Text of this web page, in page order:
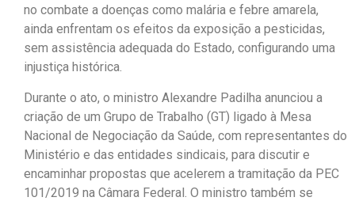
no combate a doenças como malária e febre amarela,
ainda enfrentam os efeitos da exposição a pesticidas,
sem assistência adequada do Estado, configurando uma
injustiça histórica.
Durante o ato, o ministro Alexandre Padilha anunciou a
criação de um Grupo de Trabalho (GT) ligado à Mesa
Nacional de Negociação da Saúde, com representantes do
Ministério e das entidades sindicais, para discutir e
encaminhar propostas que acelerem a tramitação da PEC
101/2019 na Câmara Federal. O ministro também se